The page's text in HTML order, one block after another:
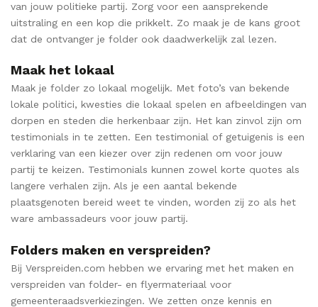
van jouw politieke partij. Zorg voor een aansprekende
uitstraling en een kop die prikkelt. Zo maak je de kans groot
dat de ontvanger je folder ook daadwerkelijk zal lezen.
Maak het lokaal
Maak je folder zo lokaal mogelijk. Met foto’s van bekende
lokale politici, kwesties die lokaal spelen en afbeeldingen van
dorpen en steden die herkenbaar zijn. Het kan zinvol zijn om
testimonials in te zetten. Een testimonial of getuigenis is een
verklaring van een kiezer over zijn redenen om voor jouw
partij te keizen. Testimonials kunnen zowel korte quotes als
langere verhalen zijn. Als je een aantal bekende
plaatsgenoten bereid weet te vinden, worden zij zo als het
ware ambassadeurs voor jouw partij.
Folders maken en verspreiden?
Bij Verspreiden.com hebben we ervaring met het maken en
verspreiden van folder- en flyermateriaal voor
gemeenteraadsverkiezingen. We zetten onze kennis en